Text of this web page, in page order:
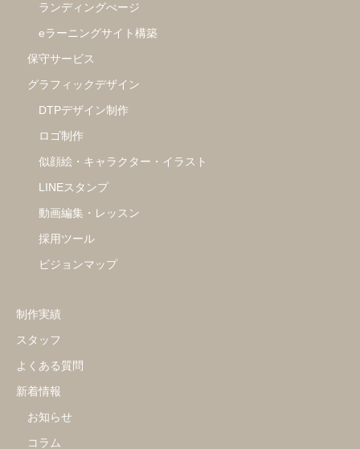
ランディングぺージ
eラーニングサイト構築
保守サービス
グラフィックデザイン
DTPデザイン制作
ロゴ制作
似顔絵・キャラクター・イラスト
LINEスタンプ
動画編集・レッスン
採用ツール
ビジョンマップ
制作実績
スタッフ
よくある質問
新着情報
お知らせ
コラム